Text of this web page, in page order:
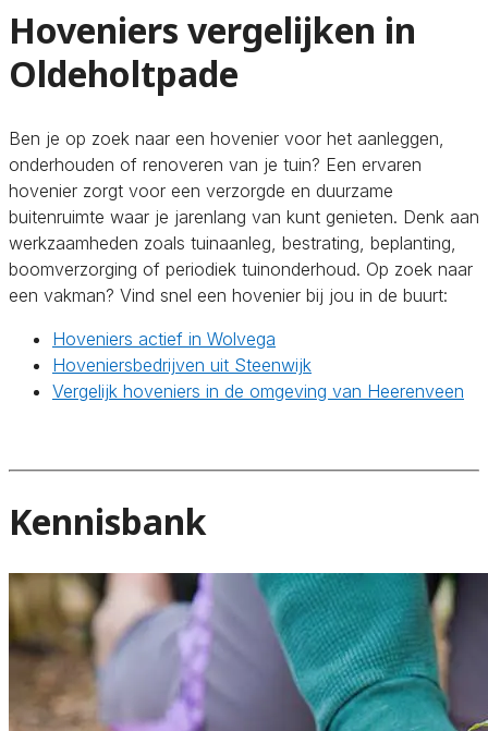
Hoveniers vergelijken in
Oldeholtpade
Ben je op zoek naar een hovenier voor het aanleggen,
onderhouden of renoveren van je tuin? Een ervaren
hovenier zorgt voor een verzorgde en duurzame
buitenruimte waar je jarenlang van kunt genieten. Denk aan
werkzaamheden zoals tuinaanleg, bestrating, beplanting,
boomverzorging of periodiek tuinonderhoud. Op zoek naar
een vakman? Vind snel een hovenier bij jou in de buurt:
Hoveniers actief in Wolvega
Hoveniersbedrijven uit Steenwijk
Vergelijk hoveniers in de omgeving van Heerenveen
Kennisbank